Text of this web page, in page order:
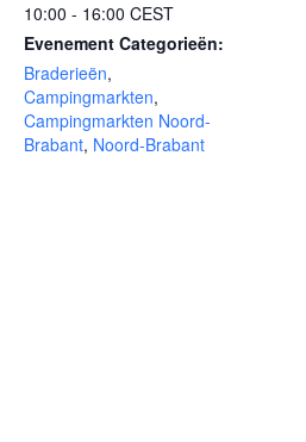
10:00 - 16:00 CEST
Evenement Categorieën:
Braderieën,
Campingmarkten,
Campingmarkten Noord-
Brabant, Noord-Brabant